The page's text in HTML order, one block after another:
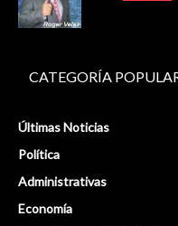
CATEGORÍA
Últimas Noticias
Política
Administrativas
Economía